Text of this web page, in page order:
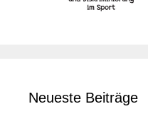
Neueste Beiträge